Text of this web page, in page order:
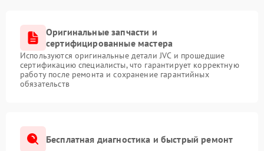
Оригинальные запчасти и
сертифицированные мастера
Используются оригинальные детали JVC и прошедшие
сертификацию специалисты, что гарантирует корректную
работу после ремонта и сохранение гарантийных
обязательств
Бесплатная диагностика и быстрый ремонт